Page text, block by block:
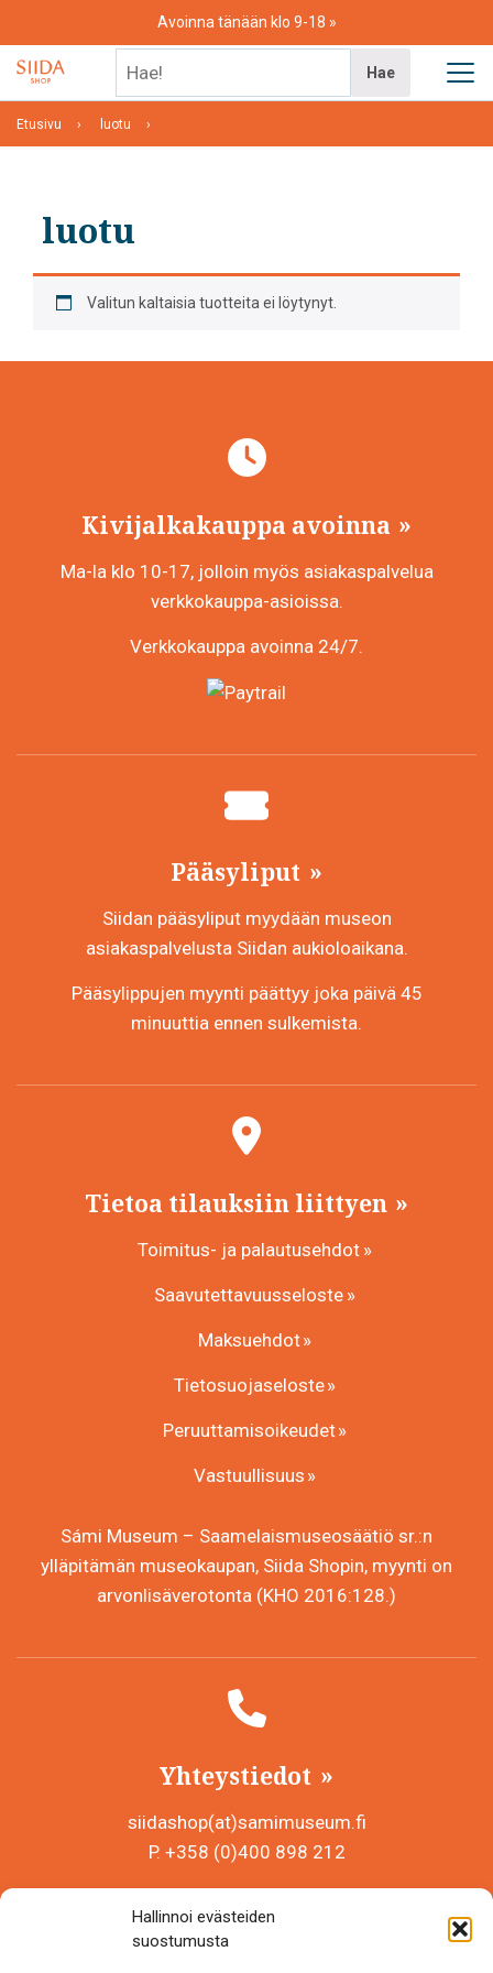
Hallinnoi evästeiden
suostumusta
content
Avoinna tänään klo 9-18
Hae
Etusivu luotu
luotu
Valitun kaltaisia tuotteita ei löytynyt.
Kivijalkakauppa avoinna
Ma-la klo 10-17, jolloin myös asiakaspalvelua
verkkokauppa-asioissa.
Verkkokauppa avoinna 24/7.
Pääsyliput
Siidan pääsyliput myydään museon
asiakaspalvelusta Siidan aukioloaikana.
Pääsylippujen myynti päättyy joka päivä 45
minuuttia ennen sulkemista.
Tietoa tilauksiin liittyen
Toimitus- ja palautusehdot
Saavutettavuusseloste
Maksuehdot
Tietosuojaseloste
Peruuttamisoikeudet
Vastuullisuus
Sámi Museum – Saamelaismuseosäätiö sr.:n
ylläpitämän museokaupan, Siida Shopin, myynti on
arvonlisäverotonta (KHO 2016:128.)
Yhteystiedot
siidashop(at)samimuseum.fi
P. +358 (0)400 898 212
Y-tunnus 0625907-2